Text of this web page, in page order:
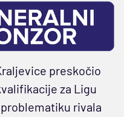
preskočio
za Ligu
rivala